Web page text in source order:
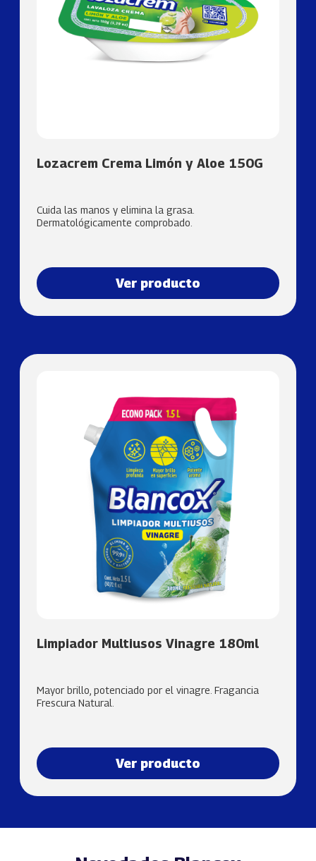
Lozacrem Crema Limón y Aloe 150G
Cuida las manos y elimina la grasa.
Dermatológicamente comprobado.
Ver producto
Limpiador Multiusos Vinagre 180ml
Mayor brillo, potenciado por el vinagre. Fragancia
Frescura Natural.
Ver producto